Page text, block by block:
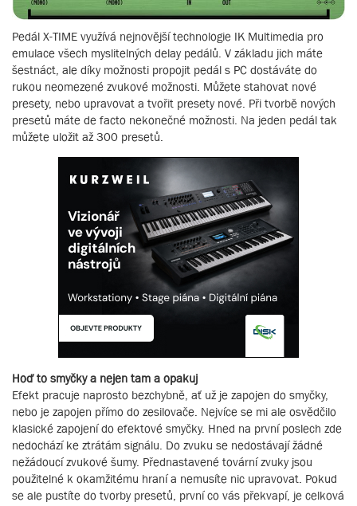
Pedál X-TIME využívá nejnovější technologie IK Multimedia pro
emulace všech myslitelných delay pedálů. V základu jich máte
šestnáct, ale díky možnosti propojit pedál s PC dostáváte do
rukou neomezené zvukové možnosti. Můžete stahovat nové
presety, nebo upravovat a tvořit presety nové. Při tvorbě nových
presetů máte de facto nekonečné možnosti. Na jeden pedál tak
můžete uložit až 300 presetů.
Hoď to smyčky a nejen tam a opakuj
Efekt pracuje naprosto bezchybně, ať už je zapojen do smyčky,
nebo je zapojen přímo do zesilovače. Nejvíce se mi ale osvědčilo
klasické zapojení do efektové smyčky. Hned na první poslech zde
nedochází ke ztrátám signálu. Do zvuku se nedostávají žádné
nežádoucí zvukové šumy. Přednastavené tovární zvuky jsou
použitelné k okamžitému hraní a nemusíte nic upravovat. Pokud
se ale pustíte do tvorby presetů, první co vás překvapí, je celková